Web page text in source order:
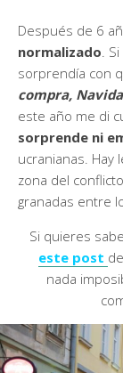
Después de 6
normalizado .
sorprendía con
compra,
este año me di
sorprende ni
ucranianas. Hay
zona del
granadas entre
Si quieres
este post
nada